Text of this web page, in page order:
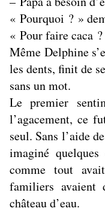
« Pourquoi ? »
« Pour faire caca
Même Delphine
les dents, finit de
sans un mot.
Le premier
l’agacement, ce
seul. Sans l’aide
imaginé
comme tout
familiers avaient
château d’eau.